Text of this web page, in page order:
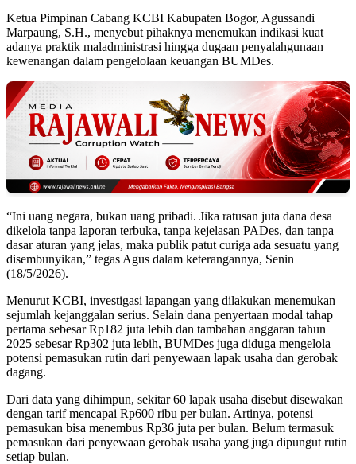
Ketua Pimpinan Cabang KCBI Kabupaten Bogor, Agussandi
Marpaung, S.H., menyebut pihaknya menemukan indikasi kuat
adanya praktik maladministrasi hingga dugaan penyalahgunaan
kewenangan dalam pengelolaan keuangan BUMDes.
“Ini uang negara, bukan uang pribadi. Jika ratusan juta dana desa
dikelola tanpa laporan terbuka, tanpa kejelasan PADes, dan tanpa
dasar aturan yang jelas, maka publik patut curiga ada sesuatu yang
disembunyikan,” tegas Agus dalam keterangannya, Senin
(18/5/2026).
Menurut KCBI, investigasi lapangan yang dilakukan menemukan
sejumlah kejanggalan serius. Selain dana penyertaan modal tahap
pertama sebesar Rp182 juta lebih dan tambahan anggaran tahun
2025 sebesar Rp302 juta lebih, BUMDes juga diduga mengelola
potensi pemasukan rutin dari penyewaan lapak usaha dan gerobak
dagang.
Dari data yang dihimpun, sekitar 60 lapak usaha disebut disewakan
dengan tarif mencapai Rp600 ribu per bulan. Artinya, potensi
pemasukan bisa menembus Rp36 juta per bulan. Belum termasuk
pemasukan dari penyewaan gerobak usaha yang juga dipungut rutin
setiap bulan.